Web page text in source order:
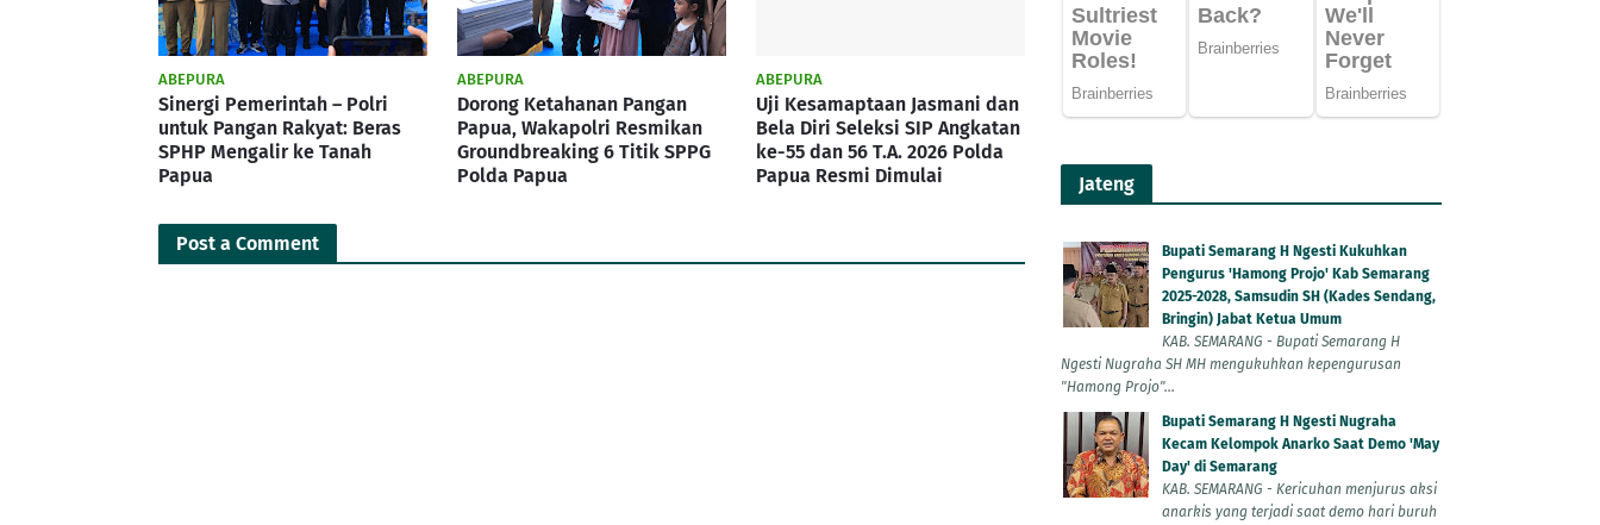
ABEPURA
Sinergi Pemerintah – Polri
untuk Pangan Rakyat: Beras
SPHP Mengalir ke Tanah
Papua
ABEPURA
Dorong Ketahanan Pangan
Papua, Wakapolri Resmikan
Groundbreaking 6 Titik SPPG
Polda Papua
ABEPURA
Uji Kesamaptaan Jasmani dan
Bela Diri Seleksi SIP Angkatan
ke-55 dan 56 T.A. 2026 Polda
Papua Resmi Dimulai
Post a Comment
Jateng
Bupati Semarang H Ngesti Kukuhkan
Pengurus 'Hamong Projo' Kab Semarang
2025-2028, Samsudin SH (Kades Sendang,
Bringin) Jabat Ketua Umum
KAB. SEMARANG - Bupati Semarang H
Ngesti Nugraha SH MH mengukuhkan kepengurusan
"Hamong Projo"...
Bupati Semarang H Ngesti Nugraha
Kecam Kelompok Anarko Saat Demo 'May
Day' di Semarang
KAB. SEMARANG - Kericuhan menjurus aksi
anarkis yang terjadi saat demo hari buruh